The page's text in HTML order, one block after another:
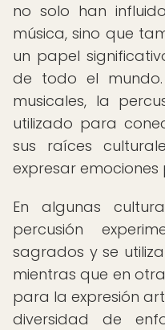
no solo han
música, sino que
un papel
de todo el mundo.
musicales, la
utilizado para
sus raíces
expresar emociones
En algunas
percusión
sagrados y se
mientras que en
para la expresión
diversidad de